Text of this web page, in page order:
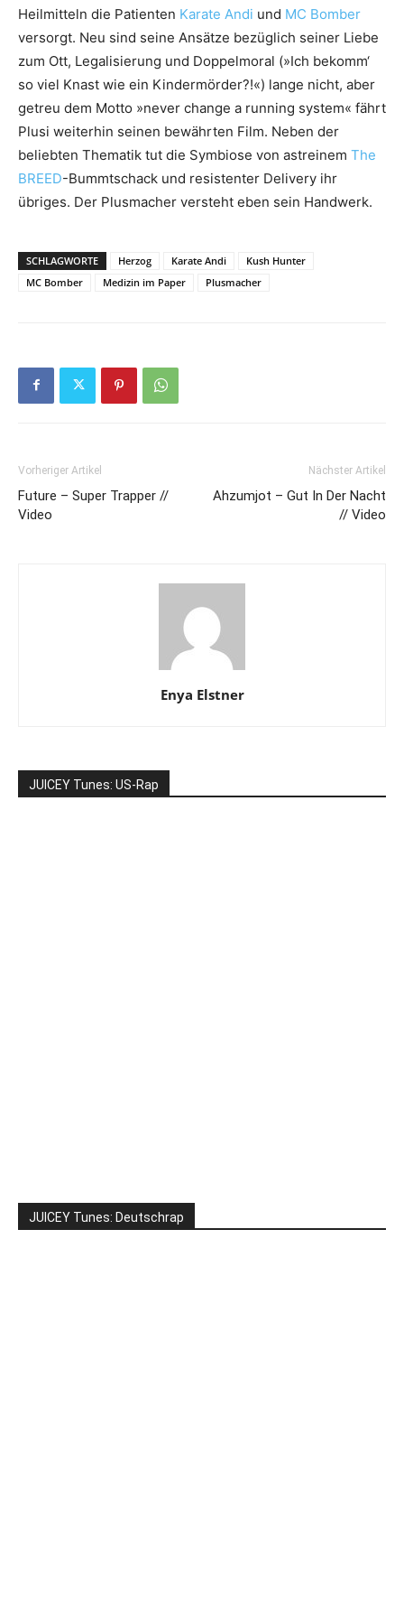
Heilmitteln die Patienten Karate Andi und MC Bomber
versorgt. Neu sind seine Ansätze bezüglich seiner Liebe
zum Ott, Legalisierung und Doppelmoral (»Ich bekomm‘
so viel Knast wie ein Kindermörder?!«) lange nicht, aber
getreu dem Motto »never change a running system« fährt
Plusi weiterhin seinen bewährten Film. Neben der
beliebten Thematik tut die Symbiose von astreinem The
BREED-Bummtschack und resistenter Delivery ihr
übriges. Der Plusmacher versteht eben sein Handwerk.
SCHLAGWORTE Herzog Karate Andi
Kush Hunter
MC Bomber
Medizin im Paper Plusmacher
Vorheriger Artikel
Future – Super Trapper //
Video
Nächster Artikel
Ahzumjot – Gut In Der Nacht
// Video
Enya Elstner
JUICEY Tunes: US-Rap
JUICEY Tunes: Deutschrap